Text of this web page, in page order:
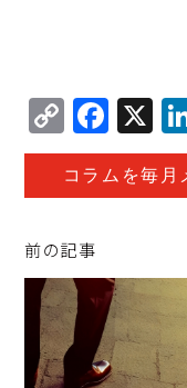
C
o
p
Li
n
k
F
a
c
o
o
k
X
コラムを毎月
前の記事